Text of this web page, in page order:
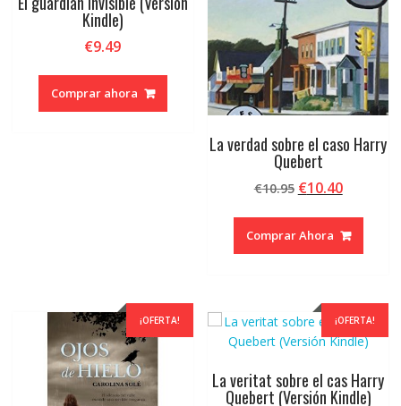
Kindle)
€9.49
Comprar ahora
La verdad sobre el caso Harry
Quebert
€10.95 El
original
era:
€10.40El
actual
es:
Comprar Ahora
¡OFERTA! ¡OFERTA!
La veritat sobre el cas Harry
Quebert (Versión Kindle)